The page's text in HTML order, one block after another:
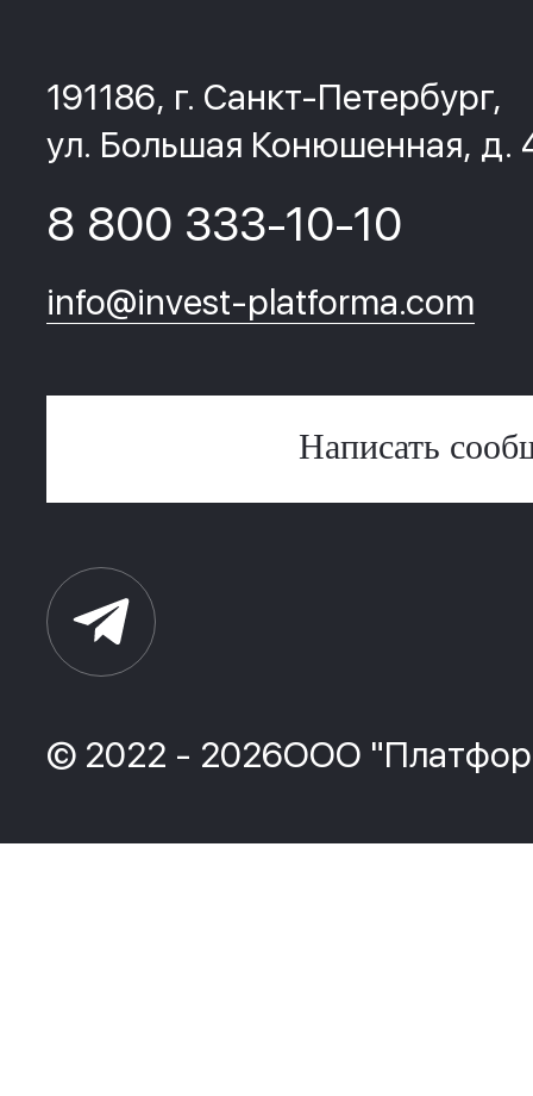
191186, г. Санкт-Петербург,
ул. Большая Конюшенная, д.
8 800 333-10-10
info@invest-platforma.com
Написать
© 2022 - 2026ООО